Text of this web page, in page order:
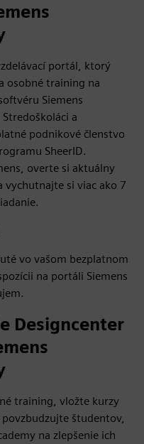
portál, ktorý
osobné training na
Siemens
a
podnikové členstvo
SheerID.
overte si aktuálny
vychutnajte si viac ako 7
vo vašom bezplatnom
na portáli Siemens
Designcenter
training, vložte kurzy
študentov,
na zlepšenie ich